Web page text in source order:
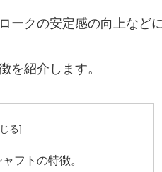
クの安定感の向上など
を紹介します。
フトの特徴。